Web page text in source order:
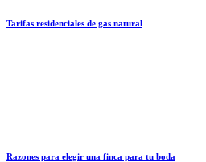
Tarifas residenciales de gas natural
Razones para elegir una finca para tu boda